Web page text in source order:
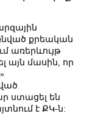
քրեական
առերևույթ
այն մասին, որ
ստացել են
է ՔԿ-ն: